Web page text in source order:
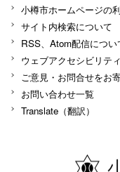
小樽市ホームページの
サイト内検索について
RSS、Atom配信につい
ウェブアクセシビリティ
ご意見・お問合せをお
お問い合わせ一覧
Translate（翻訳）